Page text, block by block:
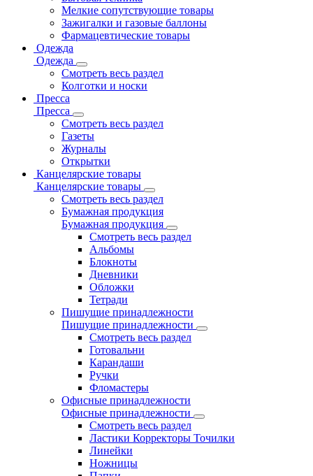
Мелкие сопутствующие товары
Зажигалки и газовые баллоны
Фармацевтические товары
Одежда
Одежда
Смотреть весь раздел
Колготки и носки
Пресса
Пресса
Смотреть весь раздел
Газеты
Журналы
Открытки
Канцелярские товары
Канцелярские товары
Смотреть весь раздел
Бумажная продукция
Бумажная продукция
Смотреть весь раздел
Альбомы
Блокноты
Дневники
Обложки
Тетради
Пишущие принадлежности
Пишущие принадлежности
Смотреть весь раздел
Готовальни
Карандаши
Ручки
Фломастеры
Офисные принадлежности
Офисные принадлежности
Смотреть весь раздел
Ластики Корректоры Точилки
Линейки
Ножницы